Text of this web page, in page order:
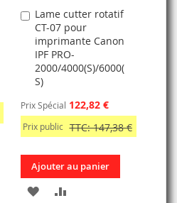
Lame cutter rotatif
CT-07 pour
imprimante Canon
IPF PRO-
2000/4000(S)/6000(
S)
Prix Spécial 122,82 €
Prix public TTC: 147,38 €
Ajouter
au
panier
Ajouter au panier
AJOUTER